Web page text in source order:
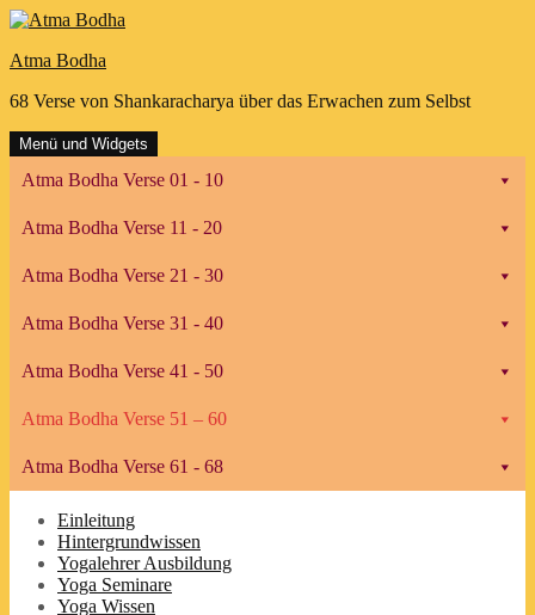
Zum
springen
Atma Bodha
68 Verse von Shankaracharya über das Erwachen zum Selbst
Menü und Widgets
Atma Bodha Verse 01 - 10
Atma Bodha Verse 11 - 20
Atma Bodha Verse 21 - 30
Atma Bodha Verse 31 - 40
Atma Bodha Verse 41 - 50
Atma Bodha Verse 51 – 60
Atma Bodha Verse 61 - 68
Einleitung
Hintergrundwissen
Yogalehrer Ausbildung
Yoga Seminare
Yoga Wissen